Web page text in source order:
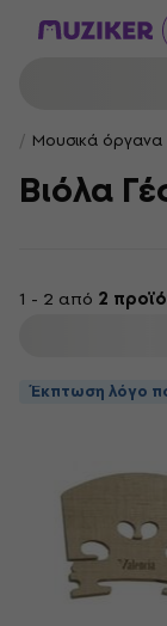
Μουσικά όργανα
Βιόλα
1 - 2 από 2
Έκπτωση λόγο